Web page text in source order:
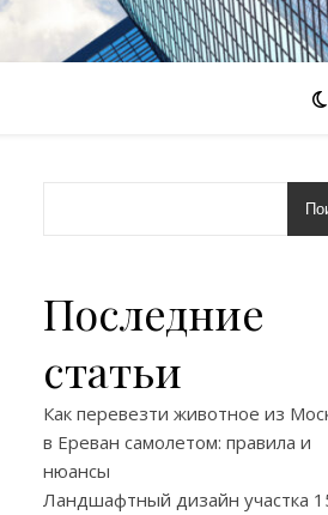
Последние
статьи
Как перевезти животное из
в Ереван самолетом: правила и
нюансы
Ландшафтный дизайн участка